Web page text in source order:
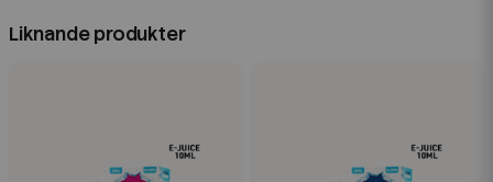
Liknande produkter